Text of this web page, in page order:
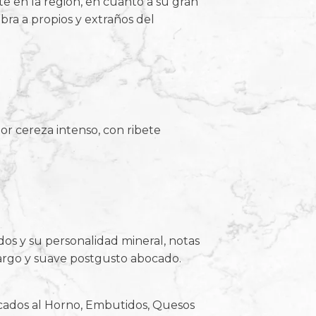
a propios y extraños del
cereza intenso, con ribete
y su personalidad mineral, notas
y suave postgusto abocado.
al Horno, Embutidos, Quesos